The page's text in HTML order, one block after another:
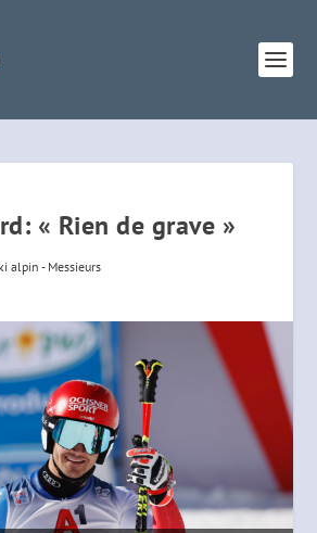
« Rien de grave »
alpin - Messieurs